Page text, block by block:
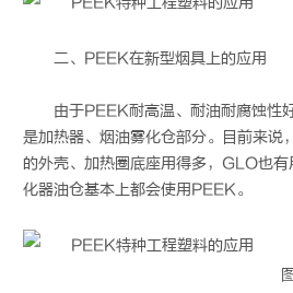
二、PEEK在新型烟具上的应用
由于PEEK耐高温、耐油耐腐蚀性
是加热器、烟油雾化仓部分。目前来说
的外壳、加热圈底座用得多，GLO也
化器油仓基本上都会使用PEEK。
图 PEEK